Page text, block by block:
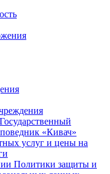
«Кивач»
услуг и цены на
Политики защиты и